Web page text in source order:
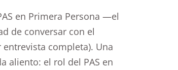
en Primera Persona —el
de conversar con el
entrevista completa). Una
aliento: el rol del PAS en